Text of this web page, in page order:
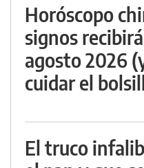
Horóscopo
signos
agosto 2026
cuidar el
El truco